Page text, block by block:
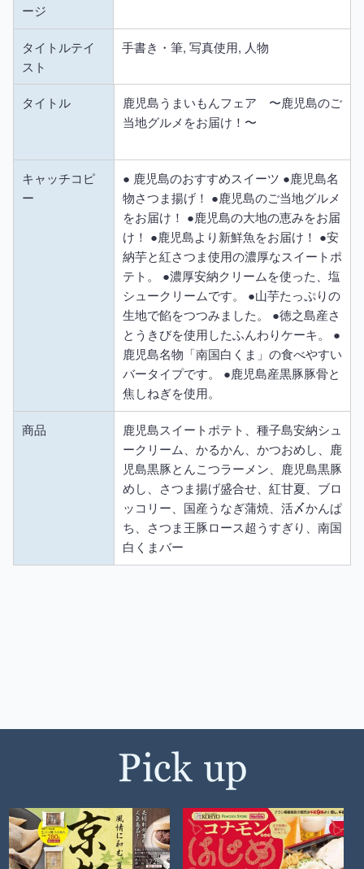
ージ
タイトルテイ
スト
手書き・筆, 写真使用, 人物
タイトル
鹿児島うまいもんフェア 〜鹿児島のご
当地グルメをお届け！〜
キャッチコピ
ー
● 鹿児島のおすすめスイーツ ●鹿児島名
物さつま揚げ！ ●鹿児島のご当地グルメ
をお届け！ ●鹿児島の大地の恵みをお届
け！ ●鹿児島より新鮮魚をお届け！ ●安
納芋と紅さつま使用の濃厚なスイートポ
テト。 ●濃厚安納クリームを使った、塩
シュークリームです。 ●山芋たっぷりの
生地で餡をつつみました。 ●徳之島産さ
とうきびを使用したふんわりケーキ。 ●
鹿児島名物「南国白くま」の食べやすい
バータイプです。 ●鹿児島産黒豚豚骨と
焦しねぎを使用。
商品
鹿児島スイートポテト、種子島安納シュ
ークリーム、かるかん、かつおめし、鹿
児島黒豚とんこつラーメン、鹿児島黒豚
めし、さつま揚げ盛合せ、紅甘夏、ブロ
ッコリー、国産うなぎ蒲焼、活〆かんぱ
ち、さつま王豚ロース超うすぎり、南国
白くまバー